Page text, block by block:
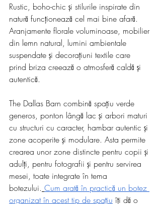
Rustic, boho-chic și stilurile inspirate din
natură funcționează cel mai bine afară.
Aranjamente florale voluminoase, mobilier
din lemn natural, lumini ambientale
suspendate și decorațiuni textile care
prind briza creează o atmosferă caldă și
autentică.
The Dallas Barn combină spațiu verde
generos, ponton lângă lac și arbori maturi
cu structuri cu caracter, hambar autentic și
zone acoperite și modulare. Asta permite
crearea unor zone distincte pentru copii și
adulți, pentru fotografii și pentru servirea
mesei, toate integrate în tema
botezului. Cum arată în practică un botez
organizat în acest tip de spațiu îți dă o